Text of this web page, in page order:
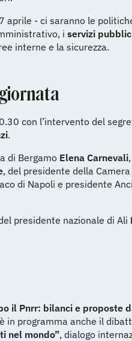
aprile - ci saranno le
i servizi
interne e la sicurezza.
con l’intervento del
.
di Bergamo Elena Carnevali
, del presidente della
di Napoli e presidente
presidente nazionale di Ali
il Pnrr: bilanci e proposte
in programma anche il
nel mondo”, dialogo